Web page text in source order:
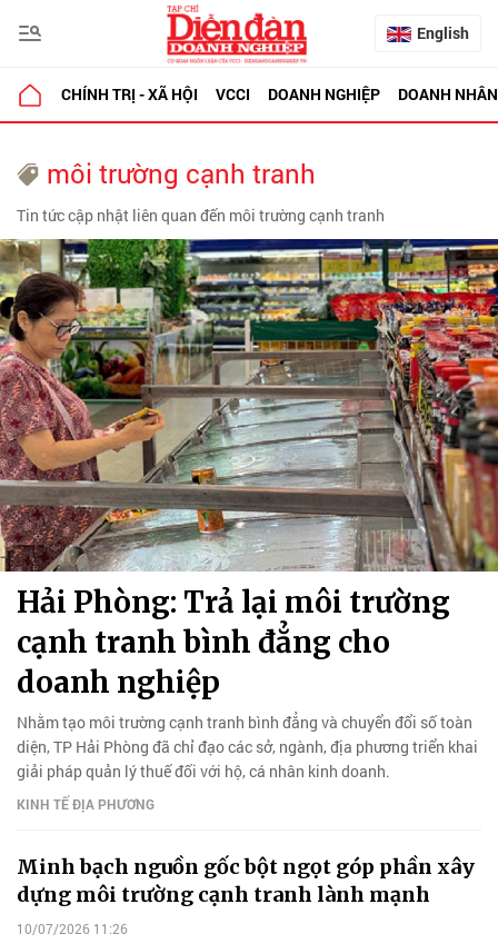
English
CHÍNH TRỊ - XÃ HỘI VCCI DOANH NGHIỆP DOANH NHÂN
môi trường cạnh tranh
Tin tức cập nhật liên quan đến môi trường cạnh tranh
Hải Phòng: Trả lại môi trường
cạnh tranh bình đẳng cho
doanh nghiệp
Nhằm tạo môi trường cạnh tranh bình đẳng và chuyển đổi số toàn
diện, TP Hải Phòng đã chỉ đạo các sở, ngành, địa phương triển khai
giải pháp quản lý thuế đối với hộ, cá nhân kinh doanh.
KINH TẾ ĐỊA PHƯƠNG
Minh bạch nguồn gốc bột ngọt góp phần xây
dựng môi trường cạnh tranh lành mạnh
10/07/2026 11:26